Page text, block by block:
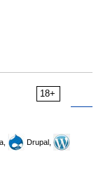
18+
Drupal,